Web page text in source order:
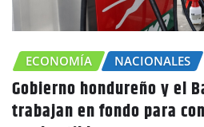
CHOLUTECA ZONA SUR
Canícula agravaría la